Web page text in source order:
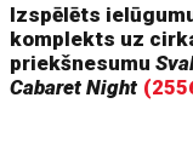
Izspēlēts
komplekts uz
priekšnesumu
Cabaret Night